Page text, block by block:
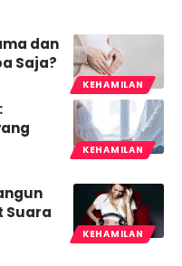
KEHAMILAN
dan
Saja?
KEHAMILAN
KEHAMILAN
Suara